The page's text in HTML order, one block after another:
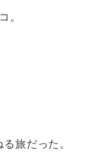
。
旅だった。